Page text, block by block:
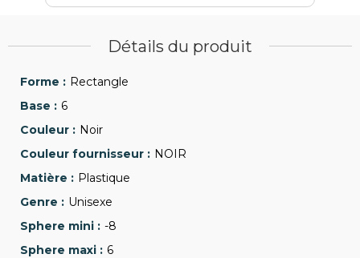
Détails du produit
Rectangle
6
Noir
NOIR
Plastique
Unisexe
-8
6